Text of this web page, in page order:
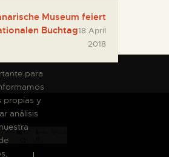
Museum feiert
Buchtag18 April
2018
para
propias y
análisis